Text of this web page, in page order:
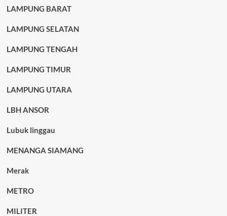
LAMPUNG BARAT
LAMPUNG SELATAN
LAMPUNG TENGAH
LAMPUNG TIMUR
LAMPUNG UTARA
LBH ANSOR
Lubuk linggau
MENANGA SIAMANG
Merak
METRO
MILITER